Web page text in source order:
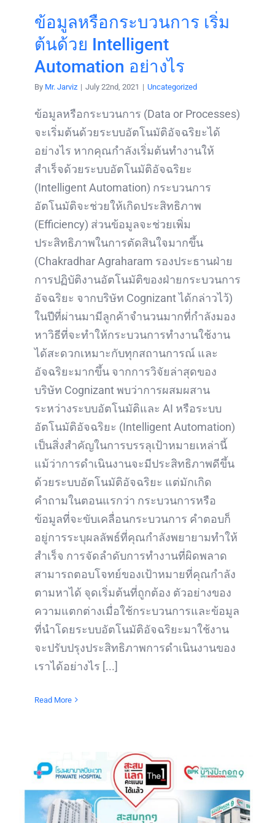
ข้อมูลหรือกระบวนการ เริ่ม
ต้นด้วย Intelligent
Automation อย่างไร
By Mr. Jarviz | July 22nd, 2021 | Uncategorized
ข้อมูลหรือกระบวนการ (Data or Processes)
จะเริ่มต้นด้วยระบบอัตโนมัติอัจฉริยะได้
อย่างไร หากคุณกำลังเริ่มต้นทำงานให้
สำเร็จด้วยระบบอัตโนมัติอัจฉริยะ
(Intelligent Automation) กระบวนการ
อัตโนมัติจะช่วยให้เกิดประสิทธิภาพ
(Efficiency) ส่วนข้อมูลจะช่วยเพิ่ม
ประสิทธิภาพในการตัดสินใจมากขึ้น
(Chakradhar Agraharam รองประธานฝ่าย
การปฏิบัติงานอัตโนมัติของฝ่ายกระบวนการ
อัจฉริยะ จากบริษัท Cognizant ได้กล่าวไว้)
ในปีที่ผ่านมามีลูกค้าจำนวนมากที่กำลังมอง
หาวิธีที่จะทำให้กระบวนการทำงานใช้งาน
ได้สะดวกเหมาะกับทุกสถานการณ์ และ
อัจฉริยะมากขึ้น จากการวิจัยล่าสุดของ
บริษัท Cognizant พบว่าการผสมผสาน
ระหว่างระบบอัตโนมัติและ AI หรือระบบ
อัตโนมัติอัจฉริยะ (Intelligent Automation)
เป็นสิ่งสำคัญในการบรรลุเป้าหมายเหล่านี้
แม้ว่าการดำเนินงานจะมีประสิทธิภาพดีขึ้น
ด้วยระบบอัตโนมัติอัจฉริยะ แต่มักเกิด
คำถามในตอนแรกว่า กระบวนการหรือ
ข้อมูลที่จะขับเคลื่อนกระบวนการ คำตอบก็
อยู่การระบุผลลัพธ์ที่คุณกำลังพยายามทำให้
สำเร็จ การจัดลำดับการทำงานที่ผิดพลาด
สามารถตอบโจทย์ของเป้าหมายที่คุณกำลัง
ตามหาได้ จุดเริ่มต้นที่ถูกต้อง ตัวอย่างของ
ความแตกต่างเมื่อใช้กระบวนการและข้อมูล
ที่นำโดยระบบอัตโนมัติอัจฉริยะมาใช้งาน
จะปรับปรุงประสิทธิภาพการดำเนินงานของ
เราได้อย่างไร [...]
Read More